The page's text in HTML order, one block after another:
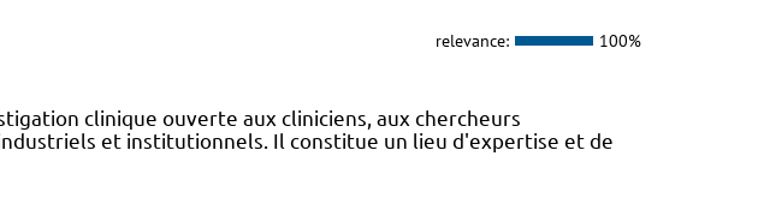
relevance: 100%
clinique ouverte aux cliniciens, aux chercheurs
et institutionnels. Il constitue un lieu d'expertise et de